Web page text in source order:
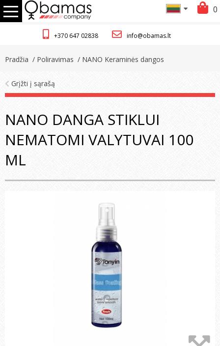
+370 647 02838 info@obamas.lt
0
Pradžia / Poliravimas / NANO Keraminės dangos
Grįžti į sąrašą
NANO DANGA STIKLUI
NEMATOMI VALYTUVAI 100
ML